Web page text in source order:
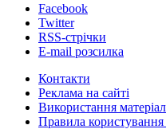
Facebook
Twitter
RSS-стрічки
E-mail розсилка
Контакти
Реклама на сайті
Використання
Правила